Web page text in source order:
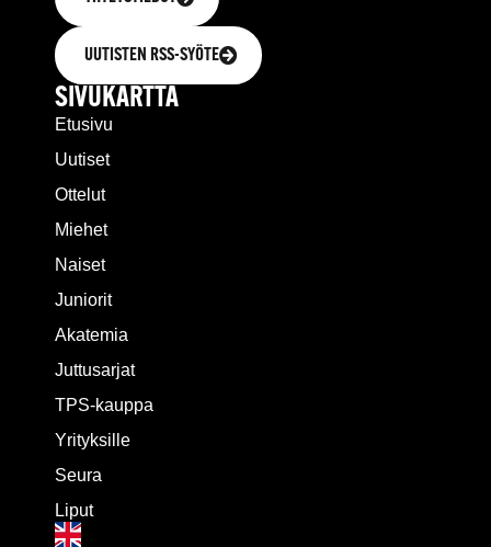
UUTISTEN RSS-SYÖTE
SIVUKARTTA
Etusivu
Uutiset
Ottelut
Miehet
Naiset
Juniorit
Akatemia
Juttusarjat
TPS-kauppa
Yrityksille
Seura
Liput